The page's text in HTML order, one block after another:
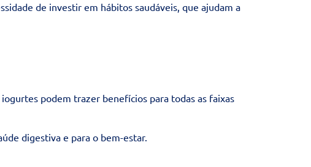
de investir em hábitos saudáveis, que ajudam a
podem trazer benefícios para todas as faixas
digestiva e para o bem-estar.